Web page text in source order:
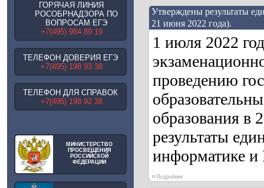
ГОРЯЧАЯ ЛИНИЯ
РОСОБРНАДЗОРА ПО
ВОПРОСАМ ЕГЭ
+7(495) 984 89 19
ТЕЛЕФОН ДОВЕРИЯ ЕГЭ
+7(495) 198 93 38
ТЕЛЕФОН ДЛЯ СПРАВОК
+7(495) 198 92 38
МИНИСТЕРСТВО
ПРОСВЕЩЕНИЯ
РОССИЙСКОЙ
ФЕДЕРАЦИИ
Утверждены результаты
21 июня 2022 года).
1 июля 2022
проведению
образования в
результаты
информатике и
»Подробнее